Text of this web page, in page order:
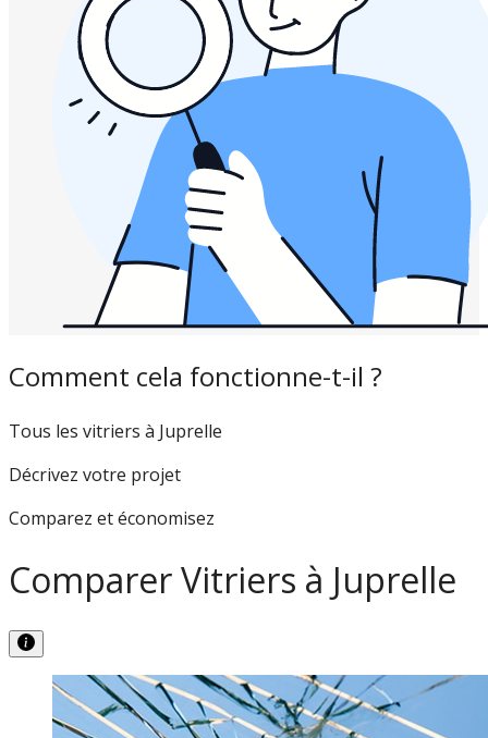
Comment cela fonctionne-t-il ?
Tous les vitriers à Juprelle
Décrivez votre projet
Comparez et économisez
Comparer Vitriers à Juprelle